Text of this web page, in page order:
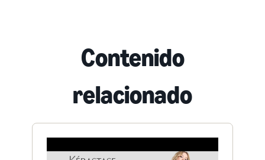
Contenido
relacionado